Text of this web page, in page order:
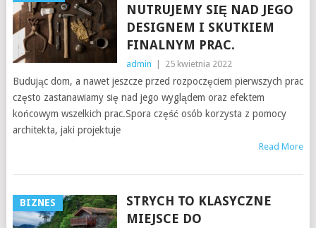
NUTRUJEMY SIĘ NAD JEGO
DESIGNEM I SKUTKIEM
FINALNYM PRAC.
admin 25 kwietnia 2022
Budując dom, a nawet jeszcze przed rozpoczęciem pierwszych prac
często zastanawiamy się nad jego wyglądem oraz efektem
końcowym wszelkich prac.Spora część osób korzysta z pomocy
architekta, jaki projektuje
Read More
BIZNES
STRYCH TO KLASYCZNE
MIEJSCE DO